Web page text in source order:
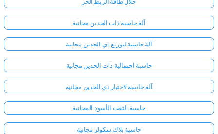
حلال طاقة الربط الحر
آلة حاسبة ذات الحدين مجانية
آلة حاسبة لتوزيع ذي الحدين مجانية
حاسبة احتمالية ذات الحدين مجانية
آلة حاسبة لاختبار ذي الحدين مجانية
حاسبة الثقب الأسود المجانية
حاسبة بلاك سكولز مجانية